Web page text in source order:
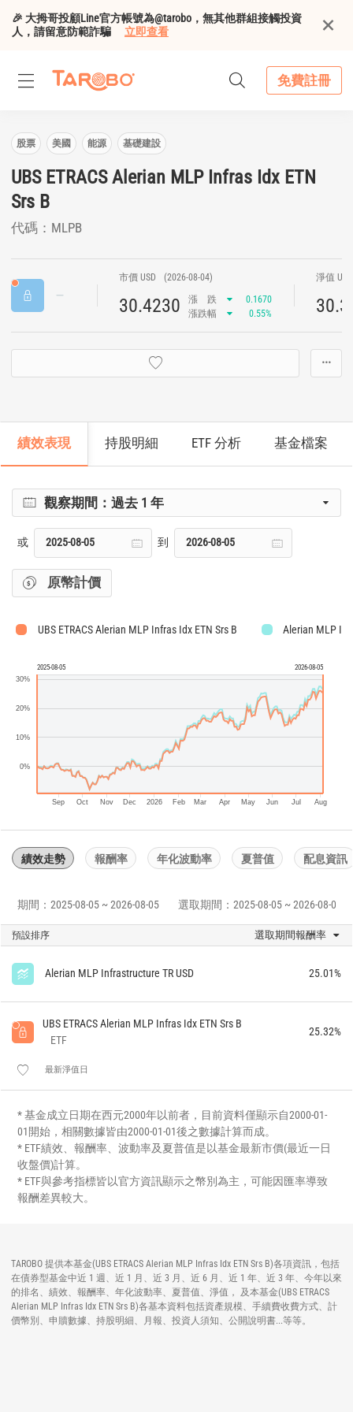
🎉 大拇哥投顧Line官方帳號為@tarobo，無其他群組接觸投資
人，請留意防範詐騙
立即查看
免費註冊
股票 美國 能源 基礎建設
UBS ETRACS Alerian MLP Infras Idx ETN
Srs B
代碼：MLPB
市價 USD (2026-08-04)
30.4230 漲 跌
0.1670
漲跌幅
0.55%
淨值
···
績效表現 持股明細 ETF 分析 基金檔案
觀察期間：過去 1 年
或 到
原幣計價
UBS ETRACS Alerian MLP Infras Idx ETN Srs B Alerian MLP
2025-08-05 2026-08-05
Sep Oct Nov Dec 2026 Feb Mar Apr May Jun Jul Aug
0%
10%
20%
30%
績效走勢 報酬率 年化波動率 夏普值 配息資訊
期間：2025-08-05 ~ 2026-08-05 選取期間：2025-08-05 ~ 2026-08-05
預設排序 選取期間報酬率
Alerian MLP Infrastructure TR USD 25.01%
UBS ETRACS Alerian MLP Infras Idx ETN Srs B
ETF
25.32%
最新淨值日
* 基金成立日期在西元2000年以前者，目前資料僅顯示自2000-01-
01開始，相關數據皆由2000-01-01後之數據計算而成。
* ETF績效、報酬率、波動率及夏普值是以基金最新市價(最近一日
收盤價)計算。
* ETF與參考指標皆以官方資訊顯示之幣別為主，可能因匯率導致
報酬差異較大。
TAROBO 提供本基金(UBS ETRACS Alerian MLP Infras Idx ETN Srs B)各項資訊，包括
在債券型基金中近 1 週、近 1 月、近 3 月、近 6 月、近 1 年、近 3 年、今年以來
的排名、績效、報酬率、年化波動率、夏普值、淨值， 及本基金(UBS ETRACS
Alerian MLP Infras Idx ETN Srs B)各基本資料包括資產規模、手續費收費方式、計
價幣別、申贖數據、持股明細、月報、投資人須知、公開說明書...等等。